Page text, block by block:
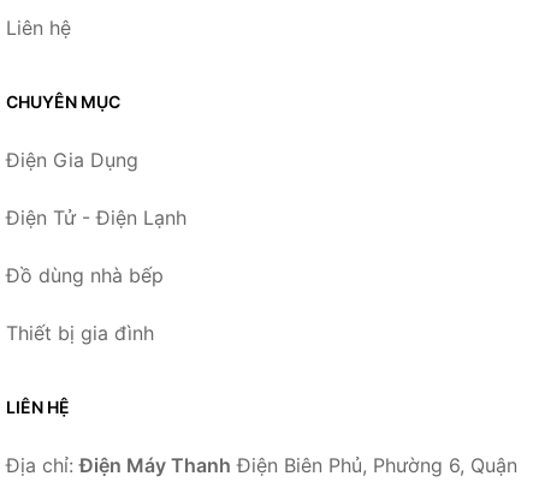
Liên hệ
CHUYÊN MỤC
Điện Gia Dụng
Điện Tử - Điện Lạnh
Đồ dùng nhà bếp
Thiết bị gia đình
LIÊN HỆ
Địa chỉ:Điện Máy Thanh Điện Biên Phủ, Phường 6, Quận